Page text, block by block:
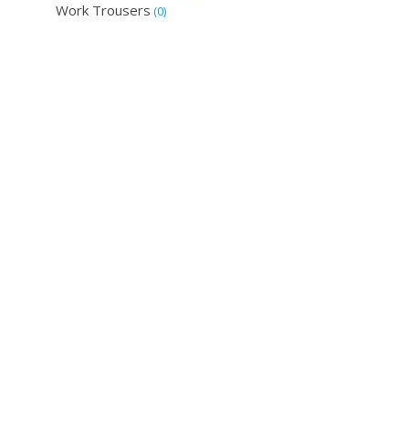
Work Trousers (0)